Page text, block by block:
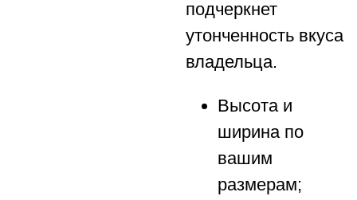
подчеркнет
утонченность вкуса
владельца.
Высота и
ширина по
вашим
размерам;